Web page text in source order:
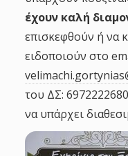
έχουν καλή
επισκεφθούν ή να
ειδοποιούν στο
του ΔΣ:
να υπάρχει